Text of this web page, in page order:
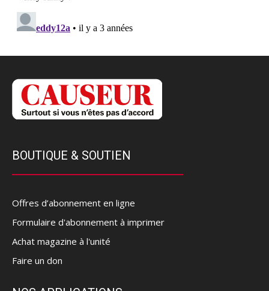
BOUTIQUE & SOUTIEN
Offres d’abonnement en ligne
Formulaire d'abonnement à imprimer
Achat magazine à l'unité
Faire un don